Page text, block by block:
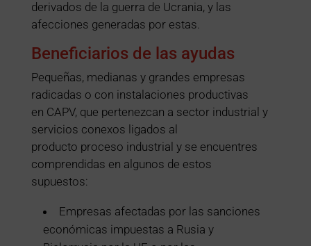
derivados de la guerra de Ucrania, y las
afecciones generadas por estas.
Beneficiarios de las ayudas
Pequeñas, medianas y grandes empresas
radicadas o con instalaciones productivas
en CAPV, que pertenezcan a sector industrial y
servicios conexos ligados al
producto proceso industrial y se encuentres
comprendidas en algunos de estos
supuestos:
Empresas afectadas por las sanciones
económicas impuestas a Rusia y